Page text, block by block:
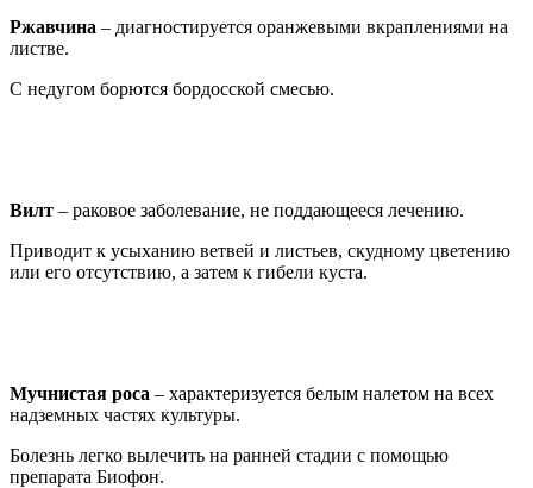
Ржавчина – диагностируется оранжевыми вкраплениями на
листве.
С недугом борются бордосской смесью.
Вилт – раковое заболевание, не поддающееся лечению.
Приводит к усыханию ветвей и листьев, скудному цветению
или его отсутствию, а затем к гибели куста.
Мучнистая роса – характеризуется белым налетом на всех
надземных частях культуры.
Болезнь легко вылечить на ранней стадии с помощью
препарата Биофон.